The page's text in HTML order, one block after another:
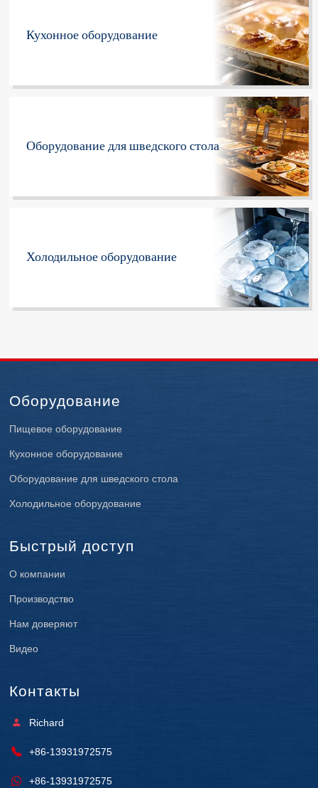
Кухонное оборудование
Оборудование для шведского стола
Холодильное оборудование
Оборудование
Пищевое оборудование
Кухонное оборудование
Оборудование для шведского стола
Холодильное оборудование
Быстрый доступ
О компании
Производство
Нам доверяют
Видео
Контакты
Richard
+86-13931972575
+86-13931972575